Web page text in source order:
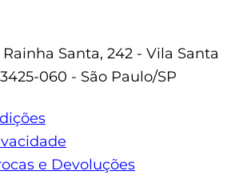
Santa, 242 - Vila Santa
060 - São Paulo/SP
e Devoluções